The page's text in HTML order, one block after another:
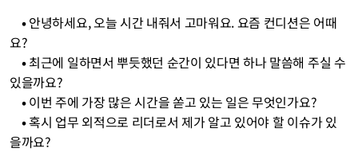
    •
안녕하세요, 오늘 시간 내줘서 고마워요. 요즘 컨디션은 어때
요?
    •
최근에 일하면서 뿌듯했던 순간이 있다면 하나 말씀해 주실 수
있을까요?
    •
이번 주에 가장 많은 시간을 쏟고 있는 일은 무엇인가요?
    •
혹시 업무 외적으로 리더로서 제가 알고 있어야 할 이슈가 있
을까요?